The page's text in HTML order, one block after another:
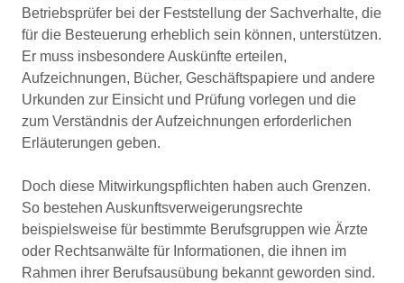
Betriebsprüfer bei der Feststellung der Sachverhalte, die
für die Besteuerung erheblich sein können, unterstützen.
Er muss insbesondere Auskünfte erteilen,
Aufzeichnungen, Bücher, Geschäftspapiere und andere
Urkunden zur Einsicht und Prüfung vorlegen und die
zum Verständnis der Aufzeichnungen erforderlichen
Erläuterungen geben.
Doch diese Mitwirkungspflichten haben auch Grenzen.
So bestehen Auskunftsverweigerungsrechte
beispielsweise für bestimmte Berufsgruppen wie Ärzte
oder Rechtsanwälte für Informationen, die ihnen im
Rahmen ihrer Berufsausübung bekannt geworden sind.